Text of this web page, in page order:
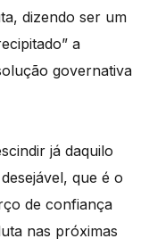
dizendo ser um
a
governativa
já daquilo
que é o
de confiança
nas próximas